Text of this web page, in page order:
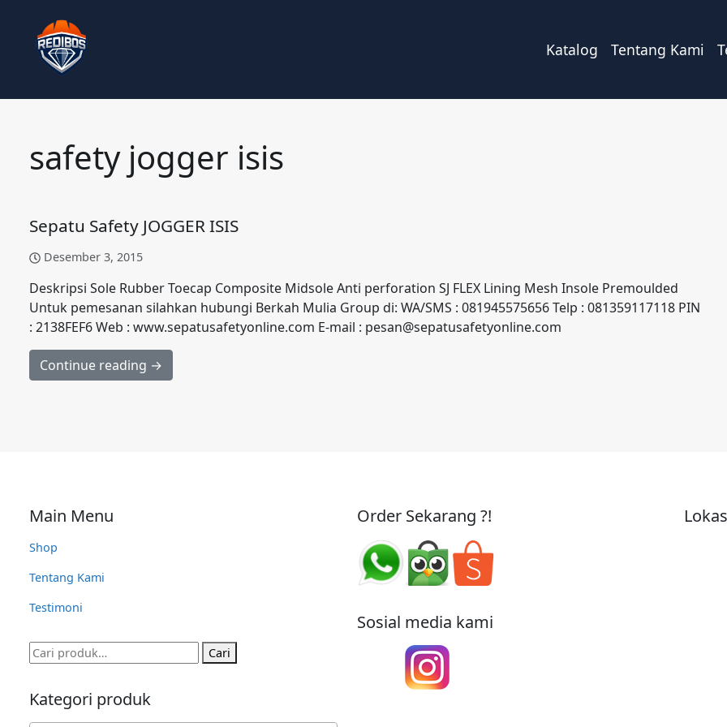
Katalog Tentang Kami
safety jogger isis
Sepatu Safety JOGGER ISIS
Desember 3, 2015
Deskripsi Sole Rubber Toecap Composite Midsole Anti perforation SJ FLEX Lining Mesh Insole Premoulded
Untuk pemesanan silahkan hubungi Berkah Mulia Group di: WA/SMS : 081945575656 Telp : 081359117118 PIN
: 2138FEF6 Web : www.sepatusafetyonline.com E-mail : pesan@sepatusafetyonline.com
Continue reading →
Main Menu
Shop
Tentang Kami
Testimoni
Pencarian
untuk:
Cari
Kategori produk
Order Sekarang ?!
Sosial media kami